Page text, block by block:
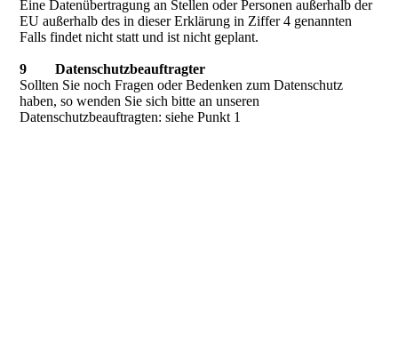
Eine Datenübertragung an Stellen oder Personen außerhalb der
EU außerhalb des in dieser Erklärung in Ziffer 4 genannten
Falls findet nicht statt und ist nicht geplant.
9 Datenschutzbeauftragter
Sollten Sie noch Fragen oder Bedenken zum Datenschutz
haben, so wenden Sie sich bitte an unseren
Datenschutzbeauftragten: siehe Punkt 1